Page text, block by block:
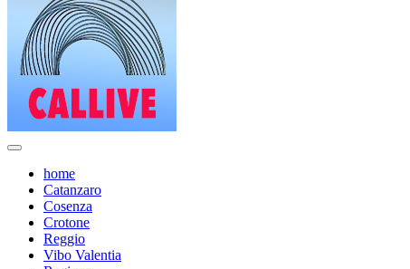
home
Catanzaro
Cosenza
Crotone
Reggio
Vibo Valentia